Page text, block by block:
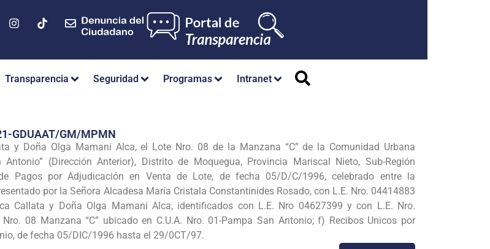
Transparencia Seguridad Programas Intranet
GDUAAT/GM/MPMN
y Doña Olga Mamani Alca, el Lote Nro. 08 de la Manzana “C” de la Comunidad Urbana
(Dirección Anterior), Distrito de Moquegua, Provincia Mariscal Nieto, Sub-Región
Pagos por Adjudicación en Venta de Lote, de fecha 05/D/C/1996, celebrado entre la
por la Señora Alcadesa María Cristala Constantinides Rosado, con L.E. Nro. 04414883
Callata y Doña Olga Mamani Alca, identificados con L.E. Nro 04627399 y con L.E. Nro.
08 Manzana “C” ubicado en C.U.A. Nro. 01-Pampa San Antonio; f) Recibos Unicos por
de fecha 05/DIC/1996 hasta el 29/0CT/97.